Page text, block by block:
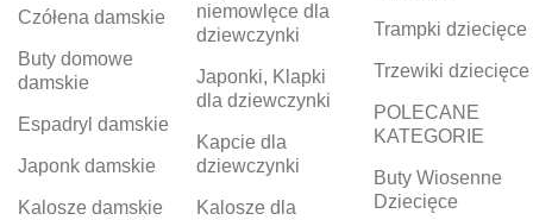
Czółena damskie
Buty domowe
damskie
Espadryl damskie
Japonk damskie
Kalosze damskie
niemowlęce dla
dziewczynki
Japonki, Klapki
dla dziewczynki
Kapcie dla
dziewczynki
Kalosze dla
Trampki dziecięce
Trzewiki dziecięce
POLECANE
KATEGORIE
Buty Wiosenne
Dziecięce